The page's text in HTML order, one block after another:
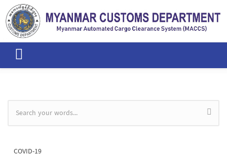
Skip to main content
Search form
COVID-19